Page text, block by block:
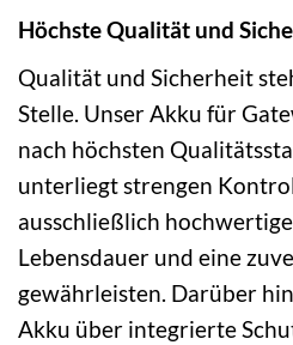
Höchste Qualität und
Qualität und Sicherheit
Stelle. Unser Akku für
nach höchsten
unterliegt strengen
ausschließlich
Lebensdauer und eine
gewährleisten. Darüber
Akku über integrierte